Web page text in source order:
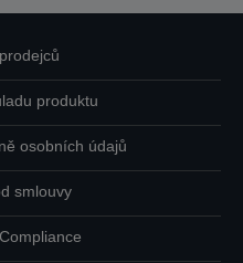
produktu
osobních údajů
smlouvy